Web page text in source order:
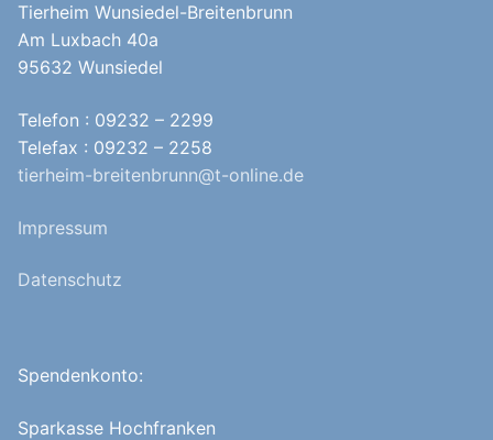
Tierheim Wunsiedel-Breitenbrunn
Am Luxbach 40a
95632 Wunsiedel
Telefon : 09232 – 2299
Telefax : 09232 – 2258
tierheim-breitenbrunn@t-online.de
Impressum
Datenschutz
Spendenkonto:
Sparkasse Hochfranken